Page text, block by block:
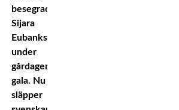
besegrade
Sijara
Eubanks
under
gårdagens
gala. Nu
släpper